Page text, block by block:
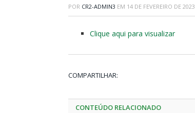
POR CR2-ADMIN3 EM 14 DE FEVEREIRO DE 2023
Clique aqui para visualizar
COMPARTILHAR:
CONTEÚDO RELACIONADO